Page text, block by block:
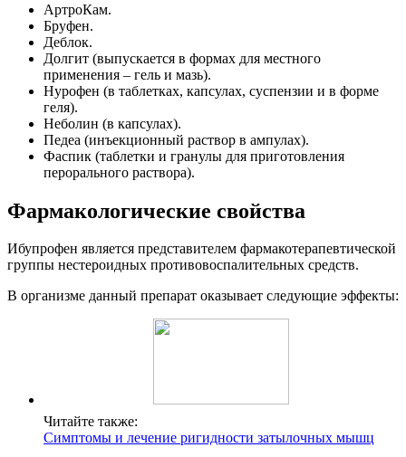
АртроКам.
Бруфен.
Деблок.
Долгит (выпускается в формах для местного
применения – гель и мазь).
Нурофен (в таблетках, капсулах, суспензии и в форме
геля).
Неболин (в капсулах).
Педеа (инъекционный раствор в ампулах).
Фаспик (таблетки и гранулы для приготовления
перорального раствора).
Фармакологические свойства
Ибупрофен является представителем фармакотерапевтической
группы нестероидных противовоспалительных средств.
В организме данный препарат оказывает следующие эффекты:
Читайте также:
Симптомы и лечение ригидности затылочных мышц